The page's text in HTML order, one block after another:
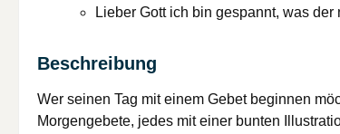
Lieber Gott ich bin gespannt, was
Beschreibung
Wer seinen Tag mit einem Gebet beginnen
Morgengebete, jedes mit einer bunten